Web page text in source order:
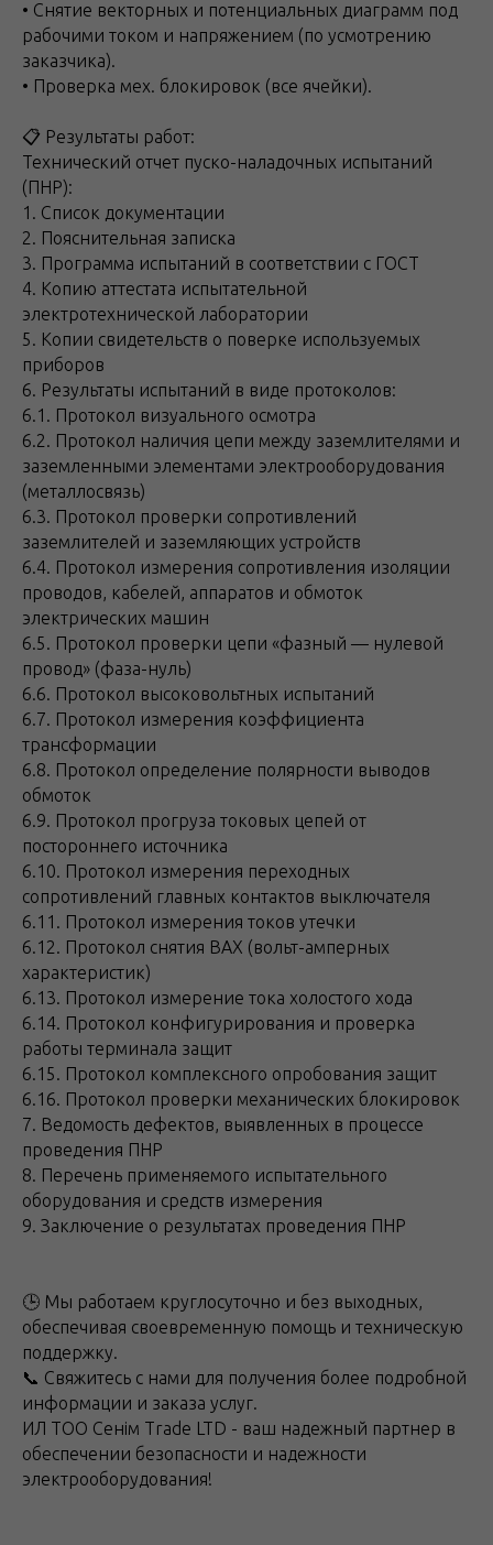
• Снятие векторных и потенциальных диаграмм под
рабочими током и напряжением (по усмотрению
заказчика).
• Проверка мех. блокировок (все ячейки).
📋 Результаты работ:
Технический отчет пуско-наладочных испытаний
(ПНР):
1. Список документации
2. Пояснительная записка
3. Программа испытаний в соответствии с ГОСТ
4. Копию аттестата испытательной
электротехнической лаборатории
5. Копии свидетельств о поверке используемых
приборов
6. Результаты испытаний в виде протоколов:
6.1. Протокол визуального осмотра
6.2. Протокол наличия цепи между заземлителями и
заземленными элементами электрооборудования
(металлосвязь)
6.3. Протокол проверки сопротивлений
заземлителей и заземляющих устройств
6.4. Протокол измерения сопротивления изоляции
проводов, кабелей, аппаратов и обмоток
электрических машин
6.5. Протокол проверки цепи «фазный — нулевой
провод» (фаза-нуль)
6.6. Протокол высоковольтных испытаний
6.7. Протокол измерения коэффициента
трансформации
6.8. Протокол определение полярности выводов
обмоток
6.9. Протокол прогруза токовых цепей от
постороннего источника
6.10. Протокол измерения переходных
сопротивлений главных контактов выключателя
6.11. Протокол измерения токов утечки
6.12. Протокол снятия ВАХ (вольт-амперных
характеристик)
6.13. Протокол измерение тока холостого хода
6.14. Протокол конфигурирования и проверка
работы терминала защит
6.15. Протокол комплексного опробования защит
6.16. Протокол проверки механических блокировок
7. Ведомость дефектов, выявленных в процессе
проведения ПНР
8. Перечень применяемого испытательного
оборудования и средств измерения
9. Заключение о результатах проведения ПНР
🕒 Мы работаем круглосуточно и без выходных,
обеспечивая своевременную помощь и техническую
поддержку.
📞 Свяжитесь с нами для получения более подробной
информации и заказа услуг.
ИЛ ТОО Сенім Trade LTD - ваш надежный партнер в
обеспечении безопасности и надежности
электрооборудования!